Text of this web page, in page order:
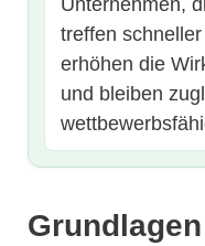
treffen
erhöhen die
und bleiben